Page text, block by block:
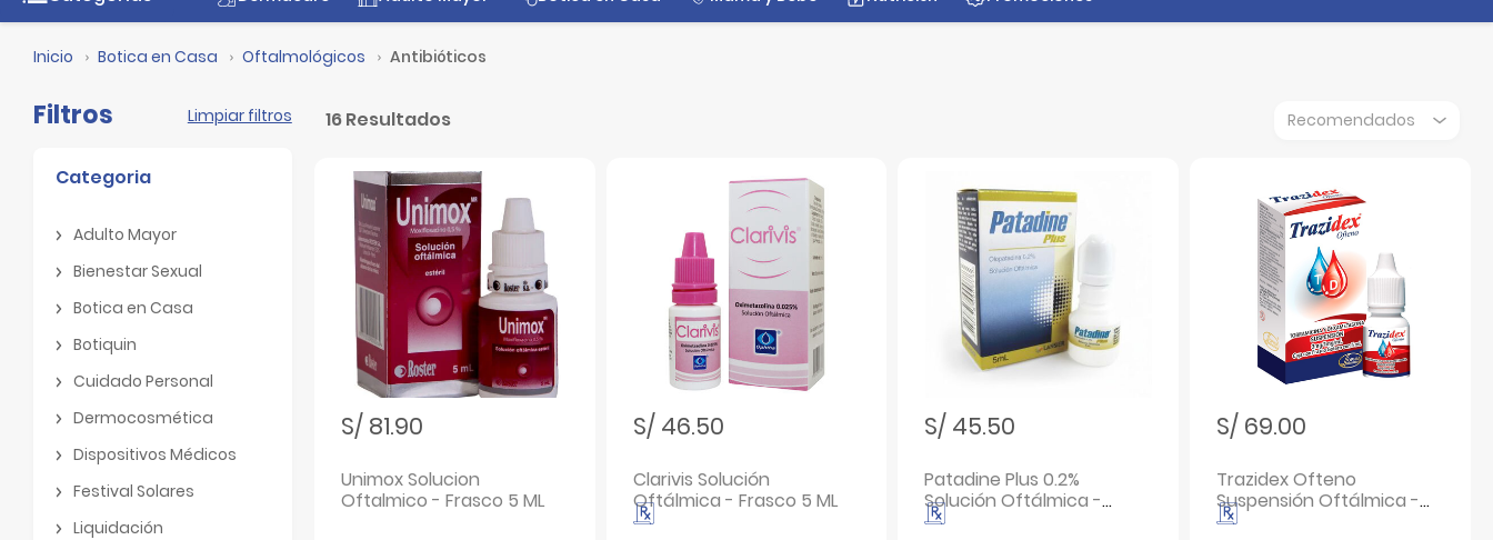
Inicio Botica en Casa Oftalmológicos Antibióticos
Filtros Limpiar filtros
Categoria
Adulto Mayor
Bienestar Sexual
Botica en Casa
Botiquin
Cuidado Personal
Dermocosmética
Dispositivos Médicos
Festival Solares
Liquidación
16 Resultados
S/ 81.90
Unimox Solucion
Oftalmico - Frasco 5 ML
S/ 46.50
Clarivis Solución
Oftálmica - Frasco 5 ML
S/ 45.50
Patadine Plus 0.2%
Solución Oftálmica -
Frasco 5 ML
S/ 69.00
Trazidex Ofteno
Suspensión Oftálmica -
Frasco 5 ML